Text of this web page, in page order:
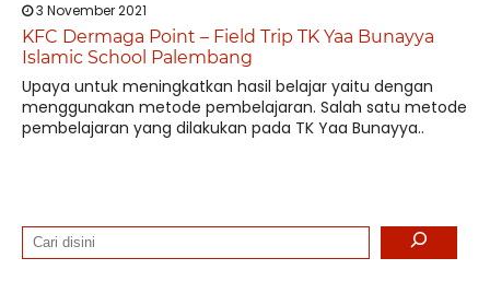
3 November 2021
KFC Dermaga Point – Field Trip TK Yaa Bunayya
Islamic School Palembang
Upaya untuk meningkatkan hasil belajar yaitu dengan
menggunakan metode pembelajaran. Salah satu metode
pembelajaran yang dilakukan pada TK Yaa Bunayya..
Search